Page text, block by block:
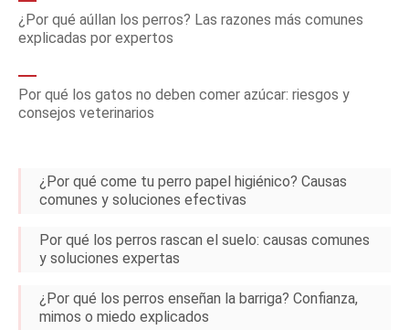
¿Por qué aúllan los perros? Las razones más comunes
explicadas por expertos
Por qué los gatos no deben comer azúcar: riesgos y
consejos veterinarios
¿Por qué come tu perro papel higiénico? Causas
comunes y soluciones efectivas
Por qué los perros rascan el suelo: causas comunes
y soluciones expertas
¿Por qué los perros enseñan la barriga? Confianza,
mimos o miedo explicados